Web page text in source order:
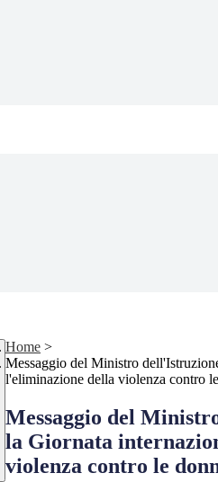
Home >
Messaggio del Ministro
l'eliminazione della violenza contro
Messaggio del
la Giornata
violenza contro le